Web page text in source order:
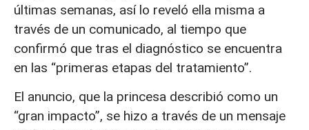
últimas semanas, así lo reveló ella misma a
través de un comunicado, al tiempo que
confirmó que tras el diagnóstico se encuentra
en las “primeras etapas del tratamiento”.
El anuncio, que la princesa describió como un
“gran impacto”, se hizo a través de un mensaje